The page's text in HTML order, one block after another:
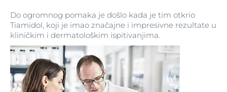
Do ogromnog pomaka je došlo kada je tim otkrio
Tiamidol, koji je imao značajne i impresivne rezultate u
kliničkim i dermatološkim ispitivanjima.